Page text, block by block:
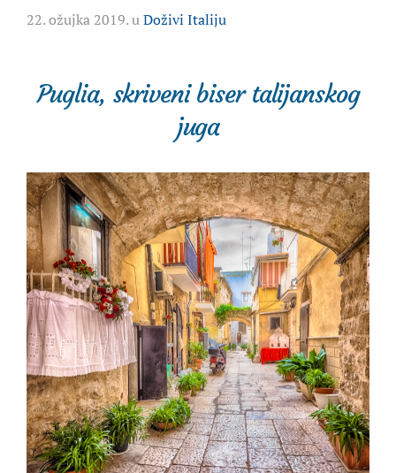
22. ožujka 2019. uDoživi Italiju
Puglia, skriveni biser talijanskog
juga